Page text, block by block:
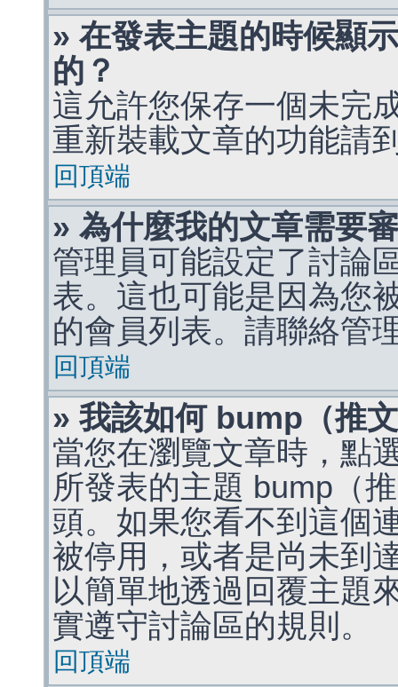
» 在發表主題的時候顯
的？
這允許您保存一個未完
重新裝載文章的功能請
回頂端
» 為什麼我的文章需要
管理員可能設定了討論
表。這也可能是因為您
的會員列表。請聯絡管
回頂端
» 我該如何 bump（推
當您在瀏覽文章時，點
所發表的主題 bump（
頭。如果您看不到這個
被停用，或者是尚未到
以簡單地透過回覆主題
實遵守討論區的規則。
回頂端